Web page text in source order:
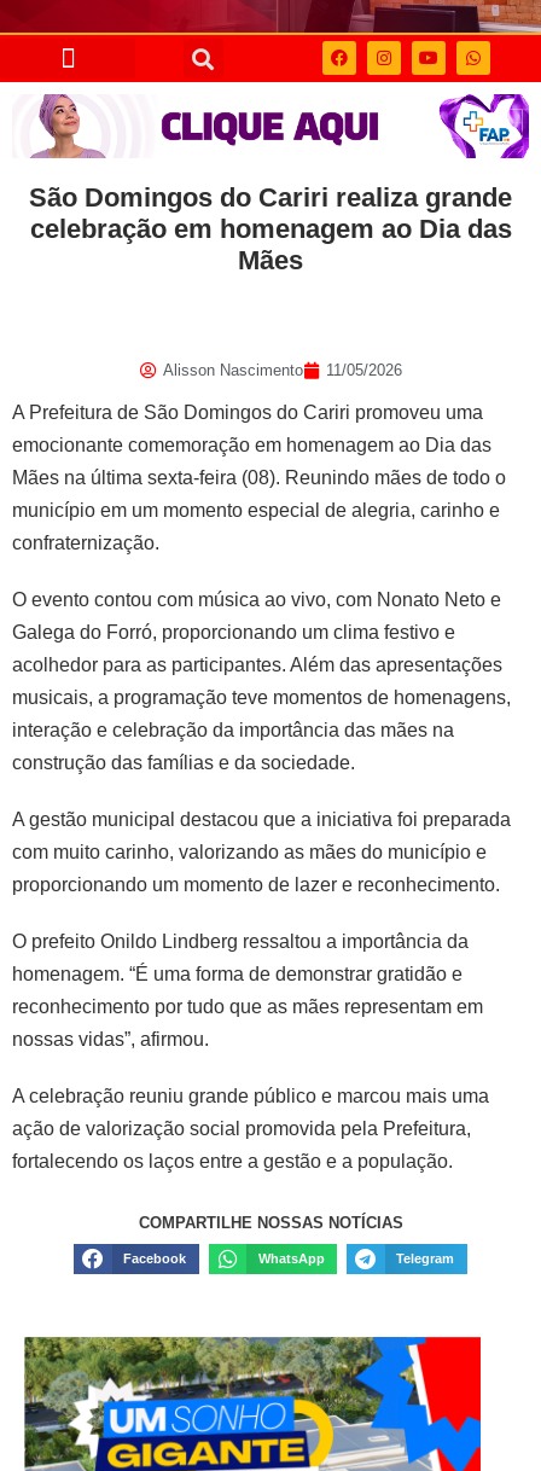
São Domingos do Cariri realiza grande
celebração em homenagem ao Dia das
Mães
Alisson Nascimento 11/05/2026
A Prefeitura de São Domingos do Cariri promoveu uma
emocionante comemoração em homenagem ao Dia das
Mães na última sexta-feira (08). Reunindo mães de todo o
município em um momento especial de alegria, carinho e
confraternização.
O evento contou com música ao vivo, com Nonato Neto e
Galega do Forró, proporcionando um clima festivo e
acolhedor para as participantes. Além das apresentações
musicais, a programação teve momentos de homenagens,
interação e celebração da importância das mães na
construção das famílias e da sociedade.
A gestão municipal destacou que a iniciativa foi preparada
com muito carinho, valorizando as mães do município e
proporcionando um momento de lazer e reconhecimento.
O prefeito Onildo Lindberg ressaltou a importância da
homenagem. “É uma forma de demonstrar gratidão e
reconhecimento por tudo que as mães representam em
nossas vidas”, afirmou.
A celebração reuniu grande público e marcou mais uma
ação de valorização social promovida pela Prefeitura,
fortalecendo os laços entre a gestão e a população.
COMPARTILHE NOSSAS NOTÍCIAS
Facebook WhatsApp Telegram